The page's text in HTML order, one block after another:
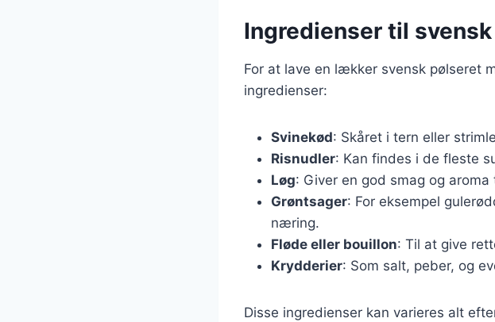
Ingredienser til
For at lave en lækker svensk pølseret
ingredienser:
Svinekød: Skåret i tern eller
Risnudler: Kan findes i de fleste
Løg: Giver en god smag og aroma
Grøntsager: For eksempel
næring.
Fløde eller bouillon: Til at give
Krydderier: Som salt, peber, og
Disse ingredienser kan varieres alt